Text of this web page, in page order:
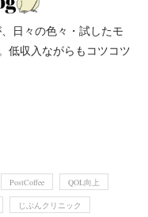
日々の色々・試したモ
低収入ながらもコツコツ
PostCoffee QOL向上
じぶんクリニック